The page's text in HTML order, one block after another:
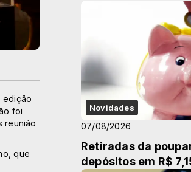
edição
foi
reunião
que
Novidades
07/08/2026
Retiradas da
depósitos em R$